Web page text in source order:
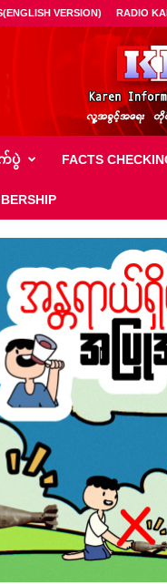
VERSION) RADIO
ပွဲ FACTS